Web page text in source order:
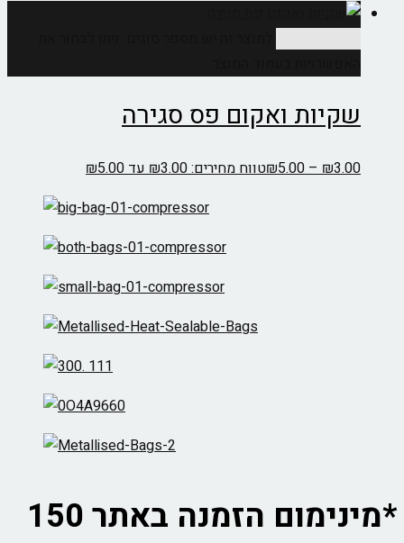
שקיות ואקום פס סגירה
₪3.00
–
₪5.00 טווח מחירים: ⁦₪3.00⁩ עד ⁦₪5.00⁩
*מינימום הזמנה באתר 150